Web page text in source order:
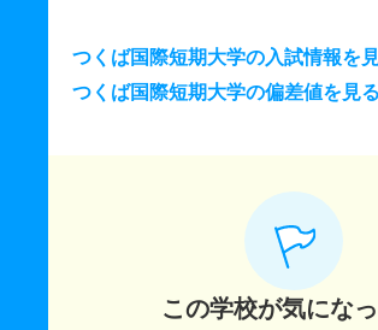
つくば国際短期大学の入試情報を
つくば国際短期大学の偏差値を見る
この学校が気にな